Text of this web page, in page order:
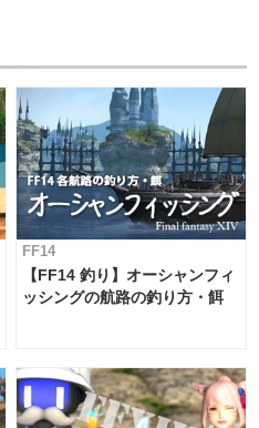
FF14
【FF14 釣り】オーシャンフィ
ッシングの航路の釣り方・餌